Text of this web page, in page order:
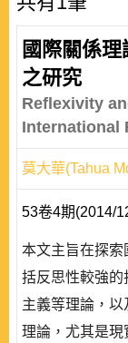
國際關係
之研究
Reflexivity
International
莫大華(Tahua
53卷4期(2014/
本文主旨在探
括反思性較強
主義等理論，
理論，尤其是